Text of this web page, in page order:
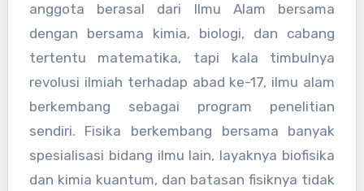
anggota berasal dari Ilmu Alam bersama
dengan bersama kimia, biologi, dan cabang
tertentu matematika, tapi kala timbulnya
revolusi ilmiah terhadap abad ke-17, ilmu alam
berkembang sebagai program penelitian
sendiri. Fisika berkembang bersama banyak
spesialisasi bidang ilmu lain, layaknya biofisika
dan kimia kuantum, dan batasan fisiknya tidak